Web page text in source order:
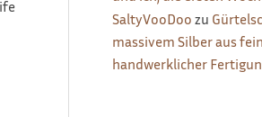
SaltyVooDoo zu
massivem Silber aus
handwerklicher